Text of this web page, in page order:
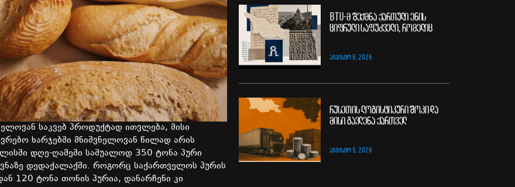
საკვებ პროდუქტად ითვლება, მისი
ხარჯებში მნიშვნელოვან წილად არის
დღე-ღამეში საშუალოდ 350 ტონა პური
დედაქალაქში. როგორც საქართველოს პურის
120 ტონა თონის პურია, დანარჩენი კი
BTU-მ შექმნა ქართული ენის
ციფრული საფუძველი, რომელიც
ᲐᲒᲕᲘᲡᲢᲝ 6, 2026
რუსეთის ლოგისტიკური შოკი და
მისი გავლენა ქართველ
ᲐᲒᲕᲘᲡᲢᲝ 5, 2026